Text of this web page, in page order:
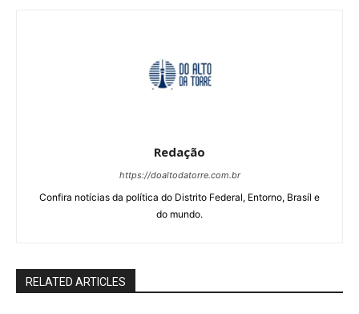
Redação
https://doaltodatorre.com.br
Confira notícias da política do Distrito Federal, Entorno, Brasíl e
do mundo.
RELATED ARTICLES